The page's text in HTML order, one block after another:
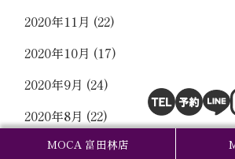
MOCA 富田林店
2020年11月 (22)
2020年10月 (17)
2020年9月 (24)
2020年8月 (22)
2020年7月 (25)